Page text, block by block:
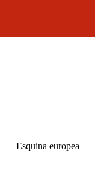
Esquina europea